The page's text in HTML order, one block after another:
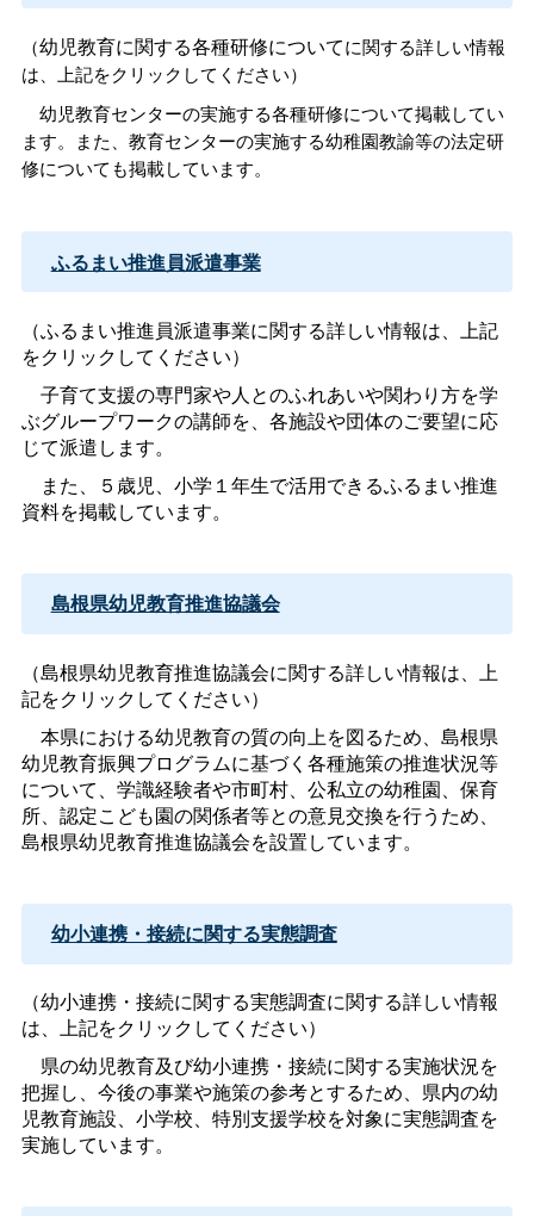
（幼児教育に関する各種研修についてに関する詳しい情報
は、上記をクリックしてください）
幼児教育センターの実施する各種研修について掲載してい
ます。また
、教育センターの実施する幼稚園教諭等の法定研
修についても掲載しています。
ふるまい推進員派遣事業
（ふるまい推進員派遣事業に関する詳しい情報は、上記
をクリックしてください）
子育て支援の専門家や人とのふれあいや関わり方を学
ぶグループワークの講師を、各施設や団体のご要望に応
じて派遣します。
また、５歳児、小学１年生で活用できるふるまい推進
資料を掲載しています。
島根県幼児教育推進協議会
（島根県幼児教育推進協議会に関する詳しい情報は、上
記をクリックしてください）
本県における幼児教育の質の向上を図るため、島根県
幼児教育振興プログラムに基づく各種施策の推進状況等
について、学識経験者や市町村、公私立の幼稚園、保育
所、認定こども園の関係者等との意見交換を行うため、
島根県幼児教育推進協議会を設置しています。
幼小連携・接続に関する実態調査
（幼小連携・接続に関する実態調査に関する詳しい情報
は、上記をクリックしてください）
県の幼児教育及び幼小連携・接続に関する実施状況を
把握し、今後の事業や施策の参考とするため、県内の幼
児教育施設、小学校、特別支援学校を対象に実態調査を
実施しています。